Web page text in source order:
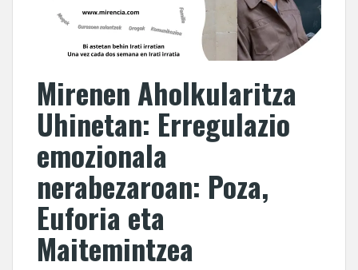
Mirenen Aholkularitza
Uhinetan: Erregulazio
emozionala
nerabezaroan: Poza,
Euforia eta
Maitemintzea